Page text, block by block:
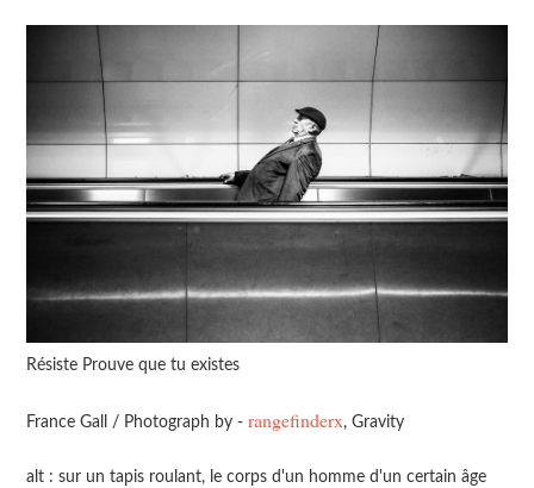
Résiste Prouve que tu existes
France Gall / Photograph by -rangefinderx, Gravity
alt : sur un tapis roulant, le corps d'un homme d'un certain âge